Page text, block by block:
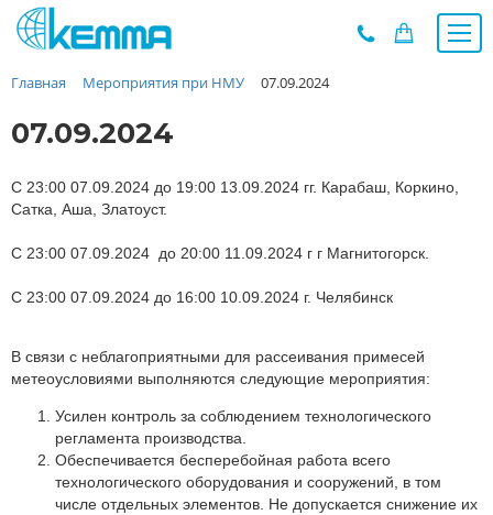
Каталог
О заводе
Новости
Контакты
Дилеры
Мероприятия при НМУ
Предложения к зачёту
Подбор
Вакансии
Сертификаты
Партнеры
Главная Мероприятия при НМУ 07.09.2024
07.09.2024
С 23:00 07.09.2024 до 19:00 13.09.2024 гг. Карабаш, Коркино,
Сатка, Аша, Златоуст.
С 23:00 07.09.2024 до 20:00 11.09.2024 г г Магнитогорск.
С 23:00 07.09.2024 до 16:00 10.09.2024 г. Челябинск
В связи с неблагоприятными для рассеивания примесей
метеоусловиями выполняются следующие мероприятия:
Усилен контроль за соблюдением технологического
регламента производства.
Обеспечивается бесперебойная работа всего
технологического оборудования и сооружений, в том
числе отдельных элементов. Не допускается снижение их